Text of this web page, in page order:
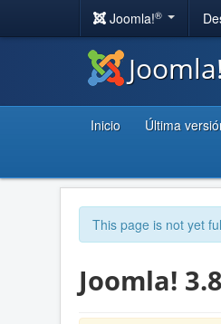
Joomla!®
Inicio Última
This page is not yet
Joomla!